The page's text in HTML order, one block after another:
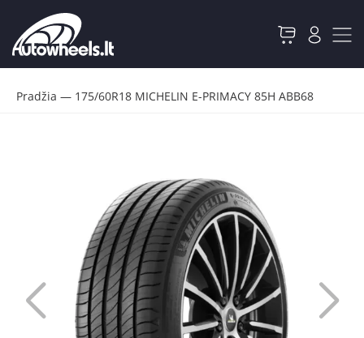
Pradžia — 175/60R18 MICHELIN E-PRIMACY 85H ABB68